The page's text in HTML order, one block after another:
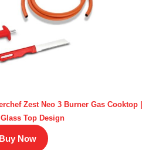
Zest Neo 3 Burner Gas Cooktop |
Top Design
Buy Now